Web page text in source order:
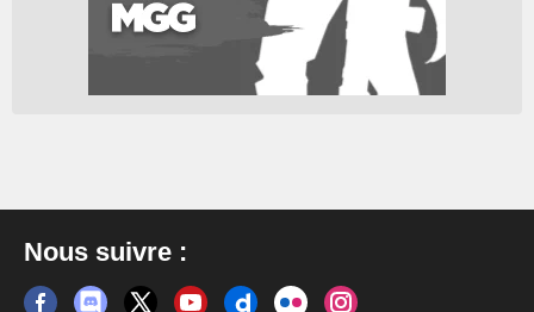
Nous suivre :